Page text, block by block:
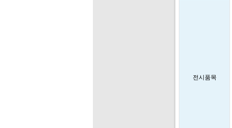
전시품목